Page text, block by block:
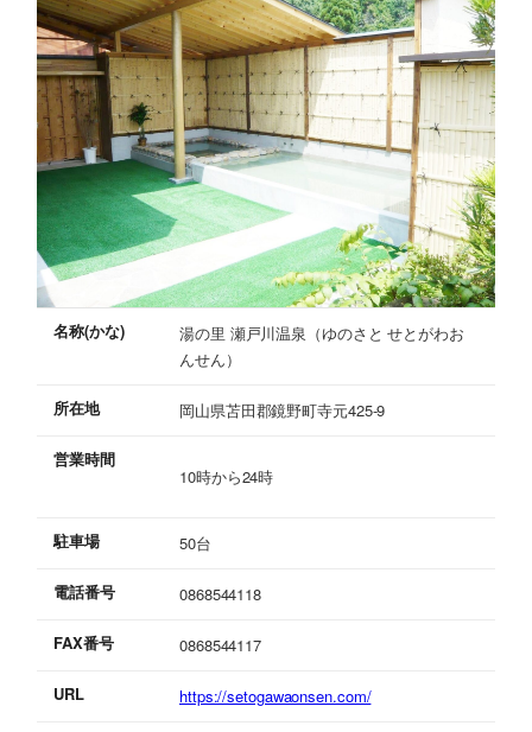
名称(かな)
湯の里 瀬戸川温泉（ゆのさと せとがわお
んせん）
所在地 岡山県苫田郡鏡野町寺元425-9
営業時間
10時から24時
駐車場 50台
電話番号 0868544118
FAX番号 0868544117
URL https://setogawaonsen.com/